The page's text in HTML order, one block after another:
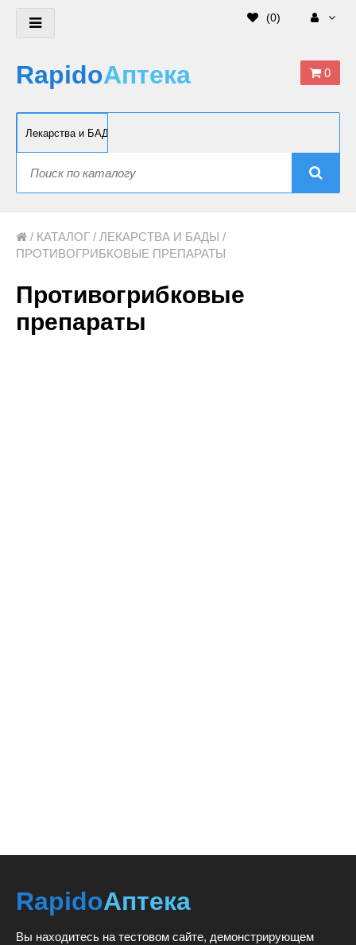
(0)
RapidoАптека 0
/ КАТАЛОГ / ЛЕКАРСТВА И БАДЫ /
ПРОТИВОГРИБКОВЫЕ ПРЕПАРАТЫ
Противогрибковые
препараты
RapidoАптека
Вы находитесь на тестовом сайте, демонстрирующем